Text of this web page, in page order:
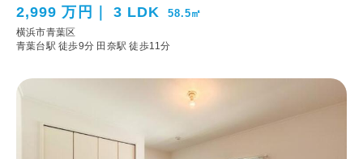
2,999 万円 3 LDK 58.5㎡
横浜市青葉区
青葉台駅 徒歩9分 田奈駅 徒歩11分